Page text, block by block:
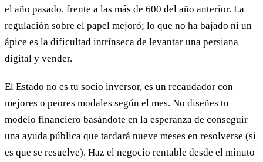
el año pasado, frente a las más de 600 del año anterior. La
regulación sobre el papel mejoró; lo que no ha bajado ni un
ápice es la dificultad intrínseca de levantar una persiana
digital y vender.
El Estado no es tu socio inversor, es un recaudador con
mejores o peores modales según el mes. No diseñes tu
modelo financiero basándote en la esperanza de conseguir
una ayuda pública que tardará nueve meses en resolverse (si
es que se resuelve). Haz el negocio rentable desde el minuto